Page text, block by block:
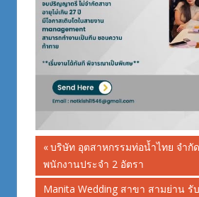
Post
navigation
Previous
Post:
บริษัท อุตสาหกรรมท่อน้ำไทย จำกั
พนักงานประจำ 2 อัตรา
Next
Manita Wedding สาขา สามย่าน